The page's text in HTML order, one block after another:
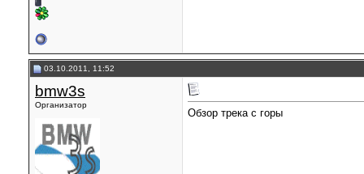
03.10.2011, 11:52
bmw3s
Организатор
Обзор трека с горы